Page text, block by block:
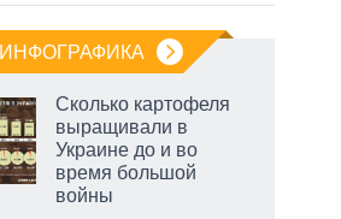
ИНФОГРАФИКА
Сколько картофеля
выращивали в
Украине до и во
время большой
войны